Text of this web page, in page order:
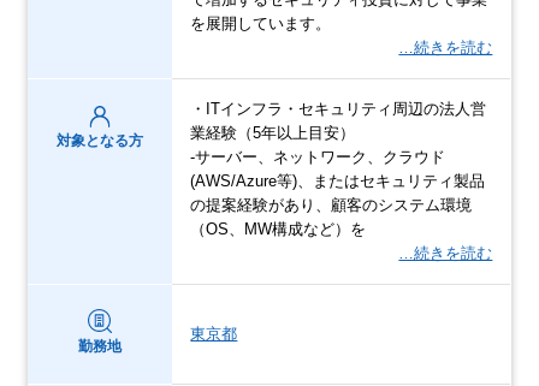
を展開しています。
…続きを読む
対象となる方
・ITインフラ・セキュリティ周辺の法人営
業経験（5年以上目安）
-サーバー、ネットワーク、クラウド
(AWS/Azure等)、またはセキュリティ製品
の提案経験があり、顧客のシステム環境
（OS、MW構成など）を
…続きを読む
勤務地
東京都